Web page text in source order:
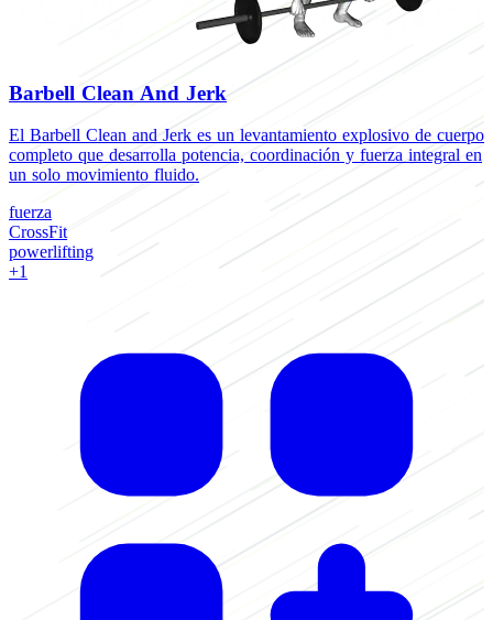
Barbell Clean And Jerk
El Barbell Clean and Jerk es un levantamiento explosivo de cuerpo
completo que desarrolla potencia, coordinación y fuerza integral en
un solo movimiento fluido.
fuerza
CrossFit
powerlifting
+1